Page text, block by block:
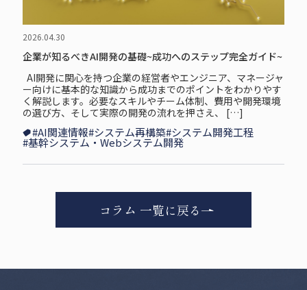
2026.04.30
企業が知るべきAI開発の基礎~成功へのステップ完全ガイド~
AI開発に関心を持つ企業の経営者やエンジニア、マネージャ
ー向けに基本的な知識から成功までのポイントをわかりやす
く解説します。必要なスキルやチーム体制、費用や開発環境
の選び方、そして実際の開発の流れを押さえ、 […]
#AI関連情報#システム再構築#システム開発工程
#基幹システム・Webシステム開発
コラム 一覧に戻る